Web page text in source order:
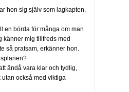
hon sig själv som lagkapten.
en börda för många om man
känner mig tillfreds med
så pratsam, erkänner hon.
ändå vara klar och tydlig,
också med viktiga